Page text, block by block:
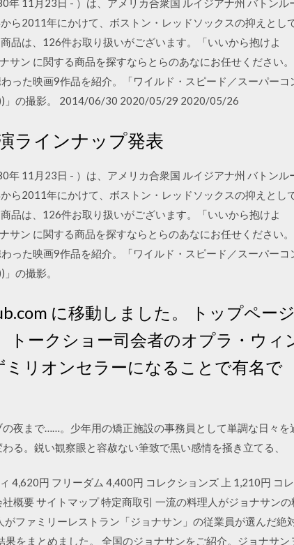
ら2011年にかけて、ボストン・レッドソックスの抑えとし
品は、126件お取り扱いがございます。「いいから抱けよ
ン に関する商品を探すならとらのあなにお任せください。
った映画9作品を紹介。「ワイルド・スピード／スーパーコ
」の撮影。 2014/06/30 2020/05/29 2020/05/26
ラインナップ発表
11月23日 - ）は、アメリカ合衆国 ルイジアナ州 バトンル
ら2011年にかけて、ボストン・レッドソックスの抑えとし
品は、126件お取り扱いがございます。「いいから抱けよ
ン に関する商品を探すならとらのあなにお任せください。
った映画9作品を紹介。「ワイルド・スピード／スーパーコ
の撮影。
に移動しました。 トップページ
ークショー司会者のオプラ・ウィ
リオンセラーになることで有名で
夜まで……。少年用の矯正施設の事務員として単調な日々を
る。鋭い観察眼と容赦ない筆致で黒い感情を掻き立てる、
4,620円 フリーダム 4,400円 コレクションズ 上 1,210円 コ
概要 サイトマップ 特定商取引 一流の料理人がジョナサンの
ファミリーレストラン「ジョナサン」の従業員が選んだ絶
をまとめました。 全国のジョナサンをご紹介。ジョナサン